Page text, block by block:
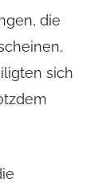
die
sich